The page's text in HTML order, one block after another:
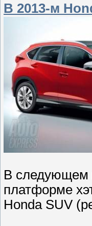
В 2013-м
В следующем
платформе
Honda SUV